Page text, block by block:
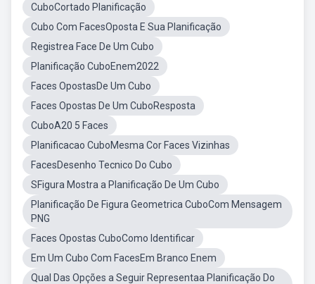
CuboCortado Planificação
Cubo Com FacesOposta E Sua Planificação
Registrea Face De Um Cubo
Planificação CuboEnem2022
Faces OpostasDe Um Cubo
Faces Opostas De Um CuboResposta
CuboA20 5 Faces
Planificacao CuboMesma Cor Faces Vizinhas
FacesDesenho Tecnico Do Cubo
SFigura Mostra a Planificação De Um Cubo
Planificação De Figura Geometrica CuboCom Mensagem
PNG
Faces Opostas CuboComo Identificar
Em Um Cubo Com FacesEm Branco Enem
Qual Das Opções a Seguir Representaa Planificação Do